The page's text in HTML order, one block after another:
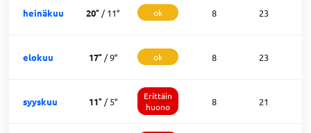
heinäkuu 20° /11° ok 8 23
elokuu 17°/9° ok 8 23
syyskuu 11°/5°
Erittäin
huono
8 21